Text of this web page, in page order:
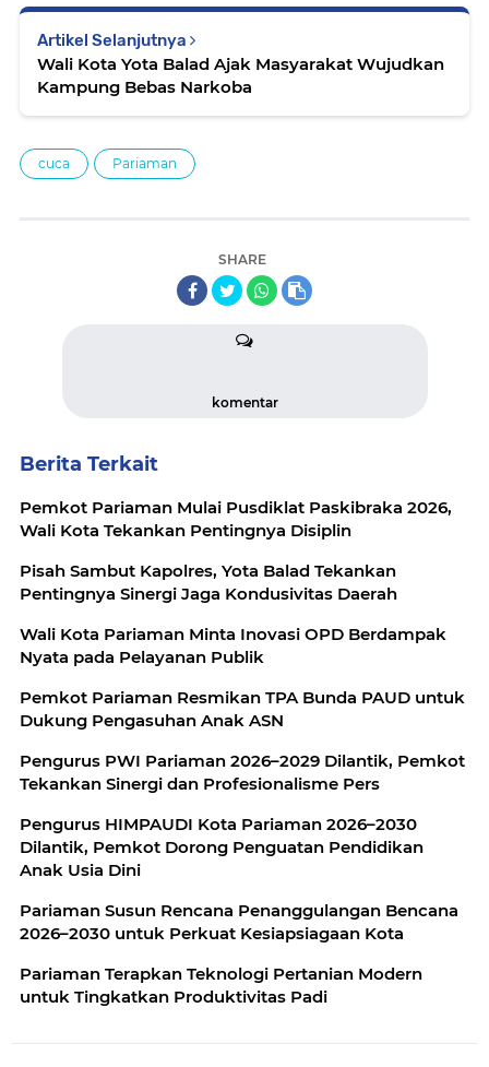
Artikel Selanjutnya
Wali Kota Yota Balad Ajak Masyarakat Wujudkan
Kampung Bebas Narkoba
cuca Pariaman
SHARE
komentar
Berita Terkait
Pemkot Pariaman Mulai Pusdiklat Paskibraka 2026,
Wali Kota Tekankan Pentingnya Disiplin
Pisah Sambut Kapolres, Yota Balad Tekankan
Pentingnya Sinergi Jaga Kondusivitas Daerah
Wali Kota Pariaman Minta Inovasi OPD Berdampak
Nyata pada Pelayanan Publik
Pemkot Pariaman Resmikan TPA Bunda PAUD untuk
Dukung Pengasuhan Anak ASN
Pengurus PWI Pariaman 2026–2029 Dilantik, Pemkot
Tekankan Sinergi dan Profesionalisme Pers
Pengurus HIMPAUDI Kota Pariaman 2026–2030
Dilantik, Pemkot Dorong Penguatan Pendidikan
Anak Usia Dini
Pariaman Susun Rencana Penanggulangan Bencana
2026–2030 untuk Perkuat Kesiapsiagaan Kota
Pariaman Terapkan Teknologi Pertanian Modern
untuk Tingkatkan Produktivitas Padi